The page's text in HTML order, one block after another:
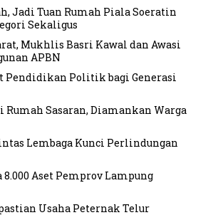
Jadi Tuan Rumah Piala Soeratin
Sekaligus
Mukhlis Basri Kawal dan Awasi
APBN
Pendidikan Politik bagi Generasi
Sasaran, Diamankan Warga
Lembaga Kunci Perlindungan
Aset Pemprov Lampung
Usaha Peternak Telur